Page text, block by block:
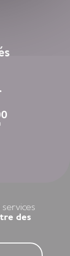
une
personne
vous vivez dans
et la
du confort
coiffure-beauté
dans vos
adaptés aux
dans des
Rhône-
les Pays de la
des